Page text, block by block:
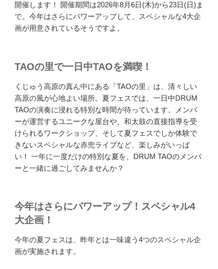
開催します！ 開催期間は2026年8月6日(木)から23日(日)ま
で。今年はさらにパワーアップして、スペシャルな4大企
画が用意されているそうですよ。
TAOの里で一日中TAOを満喫！
くじゅう高原の真ん中にある「TAOの里」は、清々しい
高原の風が心地よい場所。夏フェスでは、一日中DRUM
TAOの演奏に浸れる特別な時間が待っています。メンバ
ーが運営するユニークな屋台や、和太鼓の直接指導を受
けられるワークショップ、そして夏フェスでしか体験で
きないスペシャルな赤兜ライブなど、楽しみがいっぱ
い！ 一年に一度だけの特別な夏を、DRUM TAOのメンバ
ーと一緒に過ごしてみませんか？
今年はさらにパワーアップ！スペシャル4
大企画！
今年の夏フェスは、昨年とは一味違う4つのスペシャル企
画が実施されます。